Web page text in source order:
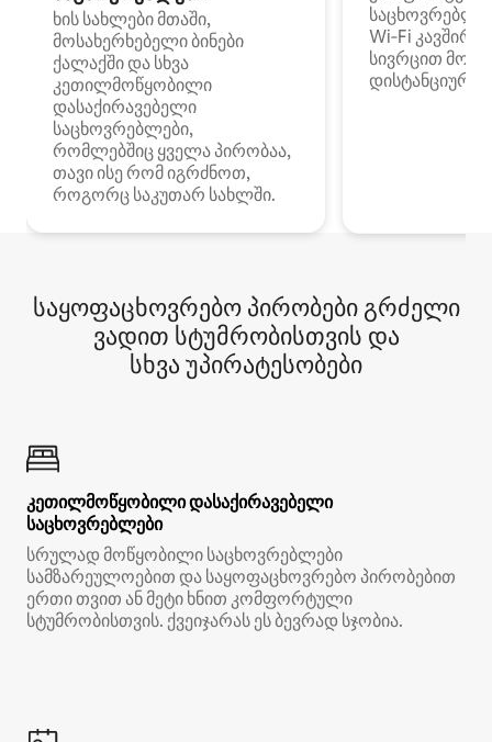
ხის სახლები მთაში,
მოსახერხებელი ბინები
ქალაქში და სხვა
კეთილმოწყობილი
დასაქირავებელი
საცხოვრებლები,
რომლებშიც ყველა პირობაა,
თავი ისე რომ იგრძნოთ,
როგორც საკუთარ სახლში.
Wi‑Fi
სივრცით
დისტანციური
საყოფაცხოვრებო პირობები გრძელი
ვადით სტუმრობისთვის და
სხვა უპირატესობები
კეთილმოწყობილი დასაქირავებელი
საცხოვრებლები
სრულად მოწყობილი საცხოვრებლები
სამზარეულოებით და საყოფაცხოვრებო პირობებით
ერთი თვით ან მეტი ხნით კომფორტული
სტუმრობისთვის. ქვეიჯარას ეს ბევრად სჯობია.